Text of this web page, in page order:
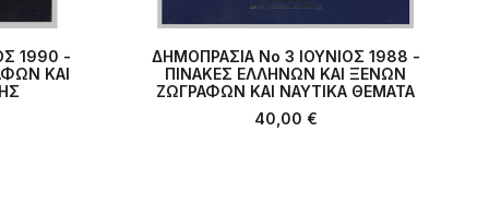
1990 -
ΚΑΙ
ΠΡΟΣΘΉΚΗ ΣΤΟ ΚΑΛΆΘΙ
ΔΗΜΟΠΡΑΣΙΑ Νο 3 ΙΟΥΝΙΟΣ 1988 -
ΠΙΝΑΚΕΣ ΕΛΛΗΝΩΝ ΚΑΙ ΞΕΝΩΝ
ΖΩΓΡΑΦΩΝ ΚΑΙ ΝΑΥΤΙΚΑ ΘΕΜΑΤΑ
40,00 €